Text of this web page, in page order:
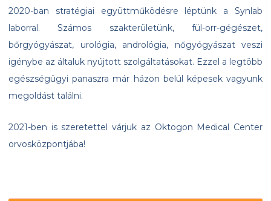
2020-ban stratégiai együttműködésre léptünk a Synlab
laborral. Számos szakterületünk, fül-orr-gégészet,
bőrgyógyászat, urológia, andrológia, nőgyógyászat veszi
igénybe az általuk nyújtott szolgáltatásokat. Ezzel a legtöbb
egészségügyi panaszra már házon belül képesek vagyunk
megoldást találni.
2021-ben is szeretettel várjuk az Oktogon Medical Center
orvosközpontjába!